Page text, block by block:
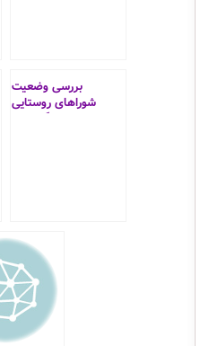
بررسی وضعیت
شوراهای روستایی
بخش مرکزی گالیکش